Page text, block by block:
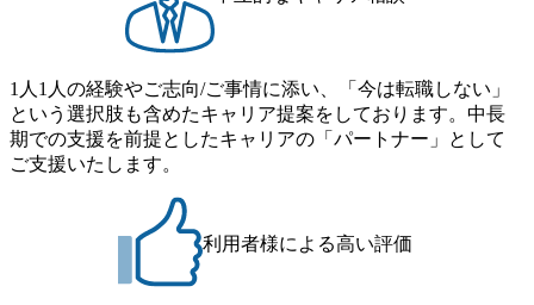
B 書類選考通過後に、GAB試験に合格している方 ● テクノ
ロジーコンサルタント ・4年生大学卒業に限る ・大手総合
サルティング経験5年以上 ● 戦略コンサルタント ・4年生大
学卒業に限る ・以下のいずれかの実務経験を有する方
- MBB及び戦略ファームでのコンサルティング経験2年以
上 - BIG4のStrategy部門におけるコンサルティング経験2
プし、バイタリティーを持ってチャレンジできる方 ・自ら
コンサル業界やクライアント動向を把握し、クライアント
や自社への提案などに積極的に関わることができる方 ・ス
ア組織） 2026年8月22日(土) 10:00～最長16:00 2026年8月10
日(月) 16:00 ※応募者が定員を上回る場合は、厳正なる審査
の上参加者を決定させていただきます。ご了承ください。
● 当日の流れ 受付 → 会社説明会 → 面接(会社説明会終了
後、随時ご案内) ※全てリモートにて実施します。 ※参加
される方に個別に当日の面接案内をお送りいたします。 ※
通常の選考フローと異なり、事前に適性検査をご受検いた
だきます。 ● 詳細 デジタルイノベーション事業部でのポジ
ションサーチになります。 ご経験やスキル、そして適性や
志向性に合わせて、以下のいずれかの役割でご活躍いただ
きます。 ※本求人はレバテック株式会社の雇用となりま
1人1人の経験やご志向/ご事情に添い、「今は転職しない」
という選択肢も含めたキャリア提案をしております。中長
期での支援を前提としたキャリアの「パートナー」として
ご支援いたします。
利用者様による高い評価